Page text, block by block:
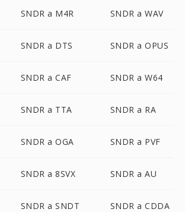
SNDR a M4R SNDR a WAV
SNDR a DTS SNDR a OPUS
SNDR a CAF SNDR a W64
SNDR a TTA SNDR a RA
SNDR a OGA SNDR a PVF
SNDR a 8SVX SNDR a AU
SNDR a SNDT SNDR a CDDA